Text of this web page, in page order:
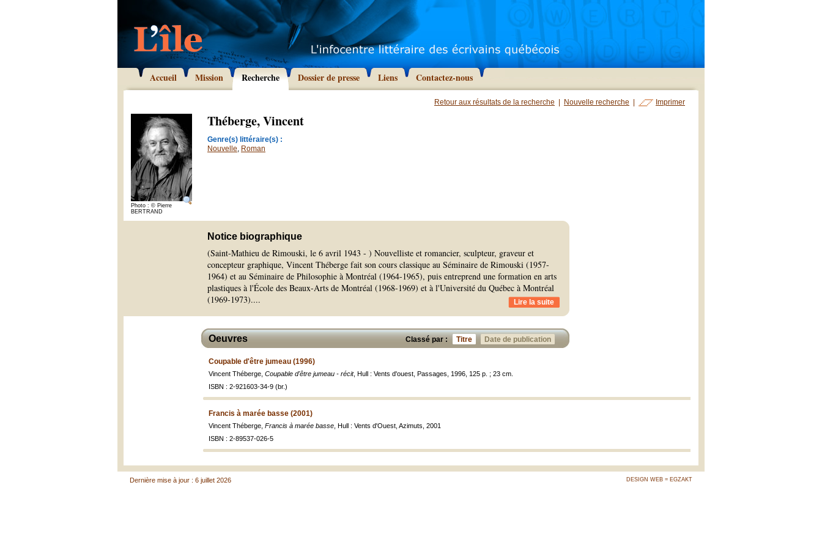
Accueil Mission Recherche Dossier de presse Liens Contactez-nous
Retour aux résultats de la recherche Nouvelle recherche Imprimer
Photo : © Pierre
BERTRAND
Théberge, Vincent
Genre(s) littéraire(s) :
Nouvelle, Roman
Notice biographique
(Saint-Mathieu de Rimouski, le 6 avril 1943 - ) Nouvelliste et romancier, sculpteur, graveur et
concepteur graphique, Vincent Théberge fait son cours classique au Séminaire de Rimouski (1957-
1964) et au Séminaire de Philosophie à Montréal (1964-1965), puis entreprend une formation en arts
plastiques à l'École des Beaux-Arts de Montréal (1968-1969) et à l'Université du Québec à Montréal
(1969-1973).... Lire la suite
Classé par : Titre Date de publication
Oeuvres
Coupable d'être jumeau (1996)
Vincent Théberge, Coupable d'être jumeau - récit, Hull : Vents d'ouest, Passages, 1996, 125 p. ; 23 cm.
ISBN : 2-921603-34-9 (br.)
Francis à marée basse (2001)
Vincent Théberge, Francis à marée basse , Hull : Vents d'Ouest, Azimuts, 2001
ISBN : 2-89537-026-5
DESIGN WEB = EGZAKT
Dernière mise à jour : 6 juillet 2026